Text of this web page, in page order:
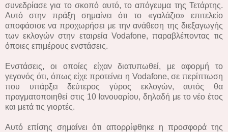
συνεδρίασε για το σκοπό αυτό, το απόγευμα της Τετάρτης.
Αυτό στην πράξη σημαίνει ότι το «γαλάζιο» επιτελείο
αποφάσισε να προχωρήσει με την ανάθεση της διεξαγωγής
των εκλογών στην εταιρεία Vodafone, παραβλέποντας τις
όποιες επιμέρους ενστάσεις.
Ενστάσεις, οι οποίες είχαν διατυπωθεί, με αφορμή το
γεγονός ότι, όπως είχε προτείνει η Vodafone, σε περίπτωση
που υπάρξει δεύτερος γύρος εκλογών, αυτός θα
πραγματοποιηθεί στις 10 Ιανουαρίου, δηλαδή με το νέο έτος
και μετά τις γιορτές.
Αυτό επίσης σημαίνει ότι απορρίφθηκε η προσφορά της